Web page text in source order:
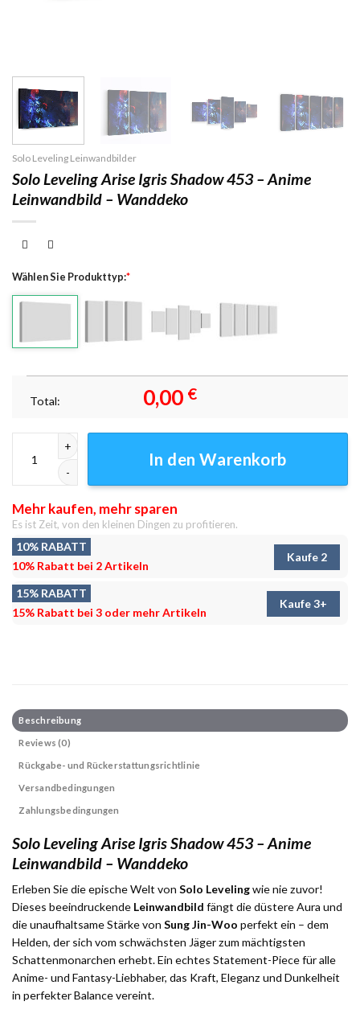
Solo Leveling Leinwandbilder
Solo Leveling Arise Igris Shadow 453 – Anime
Leinwandbild – Wanddeko
Wählen Sie Produkttyp:*
Total: 0,00 €
In den Warenkorb
Mehr kaufen, mehr sparen
Es ist Zeit, von den kleinen Dingen zu profitieren.
10% RABATT
10% Rabatt bei 2 Artikeln
Kaufe 2
15% RABATT
15% Rabatt bei 3 oder mehr Artikeln
Kaufe 3+
Beschreibung
Reviews (0)
Rückgabe- und Rückerstattungsrichtlinie
Versandbedingungen
Zahlungsbedingungen
Solo Leveling Arise Igris Shadow 453 – Anime
Leinwandbild – Wanddeko
Erleben Sie die epische Welt von Solo Levelingwie nie zuvor!
Dieses beeindruckende Leinwandbild fängt die düstere Aura und
die unaufhaltsame Stärke von Sung Jin-Woo perfekt ein – dem
Helden, der sich vom schwächsten Jäger zum mächtigsten
Schattenmonarchen erhebt. Ein echtes Statement-Piece für alle
Anime- und Fantasy-Liebhaber, das Kraft, Eleganz und Dunkelheit
in perfekter Balance vereint.